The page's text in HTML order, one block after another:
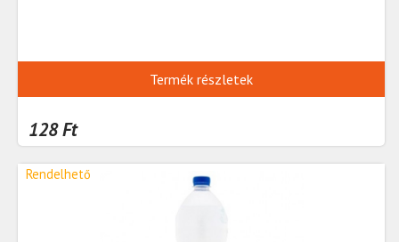
Termék részletek
128 Ft
Rendelhető